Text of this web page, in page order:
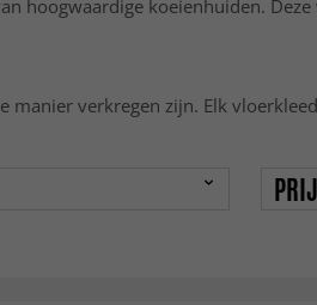
hoogwaardige koeienhuiden.
verkregen zijn. Elk